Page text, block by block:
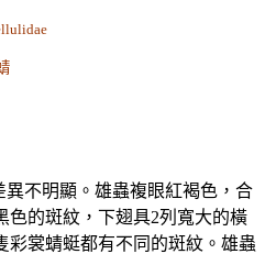
不明顯。雄蟲複眼紅褐色，合
色的斑紋，下翅具2列寬大的橫
彩裳蜻蜓都有不同的斑紋。雄蟲